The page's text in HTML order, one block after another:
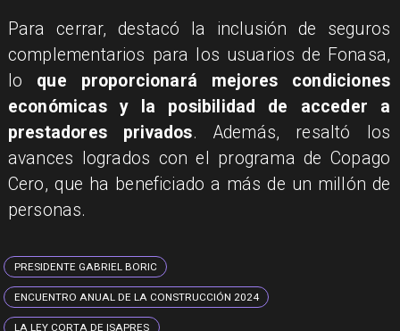
Para cerrar, destacó la inclusión de seguros
complementarios para los usuarios de Fonasa,
lo que proporcionará mejores condiciones
económicas y la posibilidad de acceder a
prestadores privados. Además, resaltó los
avances logrados con el programa de Copago
Cero, que ha beneficiado a más de un millón de
personas.
PRESIDENTE GABRIEL BORIC
ENCUENTRO ANUAL DE LA CONSTRUCCIÓN 2024
LA LEY CORTA DE ISAPRES